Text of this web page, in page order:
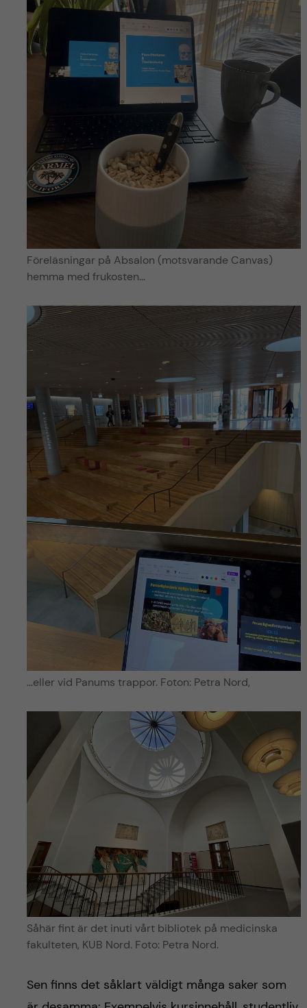
Föreläsningar på Absalon (motsvarande Canvas)
hemma med frukosten…
…eller vid Panums trappor. Foton: Petra Nord,
Såhär fint är det inuti vårt bibliotek på medicinska
fakulteten, KUB Nord. Foto: Petra Nord.
Sen finns det såklart väldigt många saker som